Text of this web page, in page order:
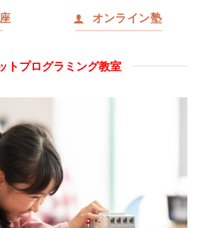
オンライン塾
トプログラミング教室